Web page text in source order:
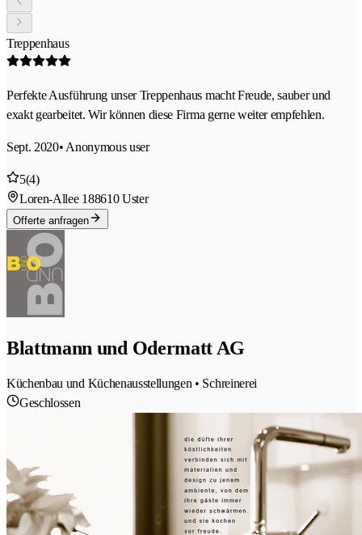
Treppenhaus
Perfekte Ausführung unser Treppenhaus macht Freude, sauber und
exakt gearbeitet. Wir können diese Firma gerne weiter empfehlen.
Sept. 2020• Anonymous user
5(4)
Loren-Allee 188610 Uster
Offerte anfragen
Blattmann und Odermatt AG
Küchenbau und Küchenausstellungen • Schreinerei
Geschlossen